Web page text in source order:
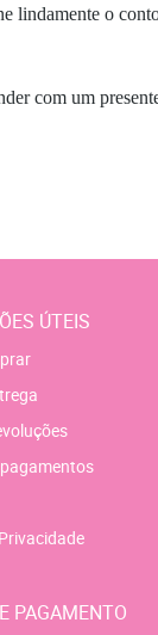
lindamente o
com um
ÚTEIS
PAGAMENTO